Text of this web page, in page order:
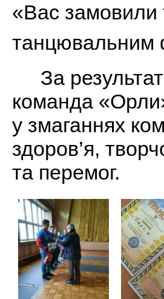
«Вас замовили
За
команда
у змаганнях
здоров’я,
та перемог.